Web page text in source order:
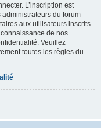
L’inscription est
du forum
aux utilisateurs inscrits.
de nos
Veuillez
toutes les règles du